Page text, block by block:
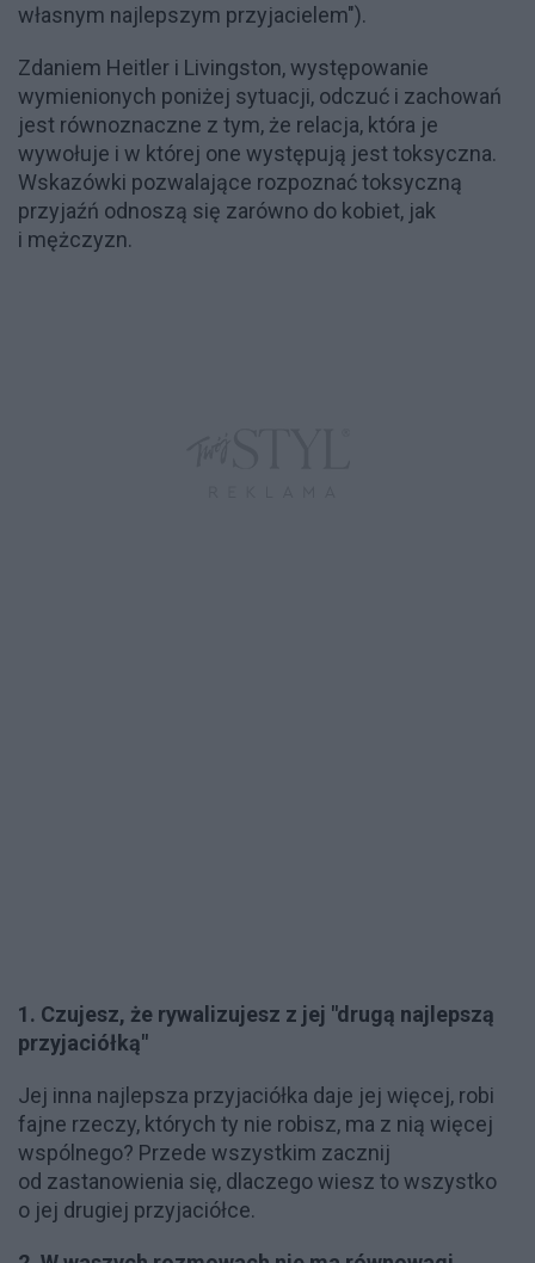
własnym najlepszym przyjacielem").
Zdaniem Heitler i Livingston, występowanie
wymienionych poniżej sytuacji, odczuć i zachowań
jest równoznaczne z tym, że relacja, która je
wywołuje i w której one występują jest toksyczna.
Wskazówki pozwalające rozpoznać toksyczną
przyjaźń odnoszą się zarówno do kobiet, jak
i mężczyzn.
1. Czujesz, że rywalizujesz z jej "drugą najlepszą
przyjaciółką"
Jej inna najlepsza przyjaciółka daje jej więcej, robi
fajne rzeczy, których ty nie robisz, ma z nią więcej
wspólnego? Przede wszystkim zacznij
od zastanowienia się, dlaczego wiesz to wszystko
o jej drugiej przyjaciółce.